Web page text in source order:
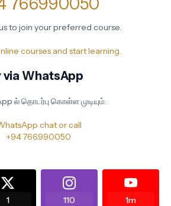
to join your preferred course.
courses and start learning.
WhatsApp
ல் தொடர்பு கொள்ள முடியும்.
+94 766990050
1 110 1m